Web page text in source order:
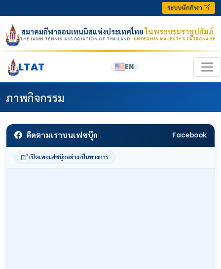
ระบบนักกีฬา
สมาคมกีฬาลอนเทนนิสแห่งประเทศไทยในพระบรมราชูปถัมภ์
THE LAWN TENNIS ASSOCIATION OF THAILAND · UNDER HIS MAJESTY’S PATRONAGE
LTAT EN
ภาพกิจกรรม
ติดตามเราบนเฟซบุ๊ก Facebook
เปิดเพจเฟซบุ๊กอย่างเป็นทางการ